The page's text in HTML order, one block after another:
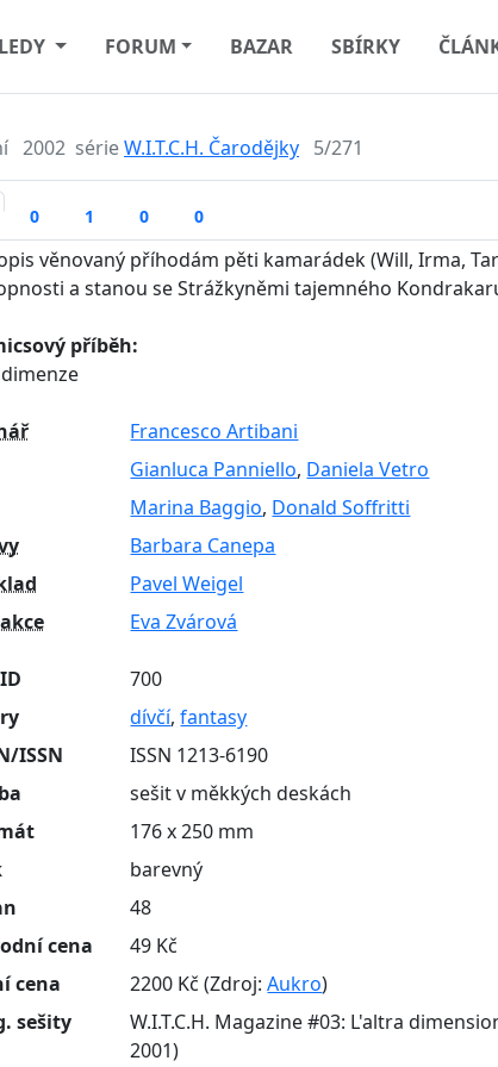
FORUM BAZAR SBÍRKY
2002 sérieW.I.T.C.H. Čarodějky 5/271
0 1 0 0
věnovaný příhodám pěti kamarádek (Will, Irma,
a stanou se Strážkyněmi tajemného
příběh:
dimenze
Francesco Artibani
Gianluca Panniello, Daniela Vetro
Marina Baggio, Donald Soffritti
Barbara Canepa
Pavel Weigel
Eva Zvárová
700
dívčí,fantasy
ISSN
ISSN 1213-6190
sešit v měkkých deskách
176 x 250 mm
barevný
48
cena
49 Kč
cena
2200 Kč (Zdroj:Aukro)
sešity
W.I.T.C.H. Magazine #03: L'altra
2001)